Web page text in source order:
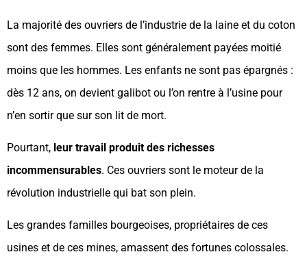
La majorité des ouvriers de l’industrie de la laine et du coton
sont des femmes. Elles sont généralement payées moitié
moins que les hommes. Les enfants ne sont pas épargnés :
dès 12 ans, on devient galibot ou l’on rentre à l’usine pour
n’en sortir que sur son lit de mort.
Pourtant, leur travail produit des richesses
incommensurables. Ces ouvriers sont le moteur de la
révolution industrielle qui bat son plein.
Les grandes familles bourgeoises, propriétaires de ces
usines et de ces mines, amassent des fortunes colossales.